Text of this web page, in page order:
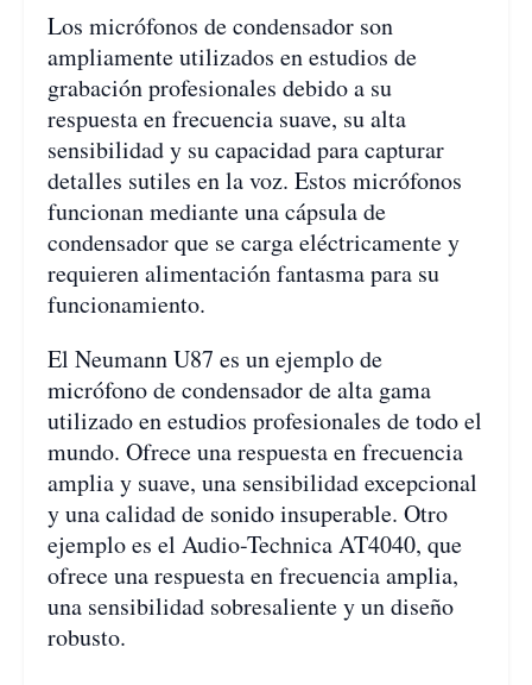
Los micrófonos de condensador son
ampliamente utilizados en estudios de
grabación profesionales debido a su
respuesta en frecuencia suave, su alta
sensibilidad y su capacidad para capturar
detalles sutiles en la voz. Estos micrófonos
funcionan mediante una cápsula de
condensador que se carga eléctricamente y
requieren alimentación fantasma para su
funcionamiento.
El Neumann U87 es un ejemplo de
micrófono de condensador de alta gama
utilizado en estudios profesionales de todo el
mundo. Ofrece una respuesta en frecuencia
amplia y suave, una sensibilidad excepcional
y una calidad de sonido insuperable. Otro
ejemplo es el Audio-Technica AT4040, que
ofrece una respuesta en frecuencia amplia,
una sensibilidad sobresaliente y un diseño
robusto.